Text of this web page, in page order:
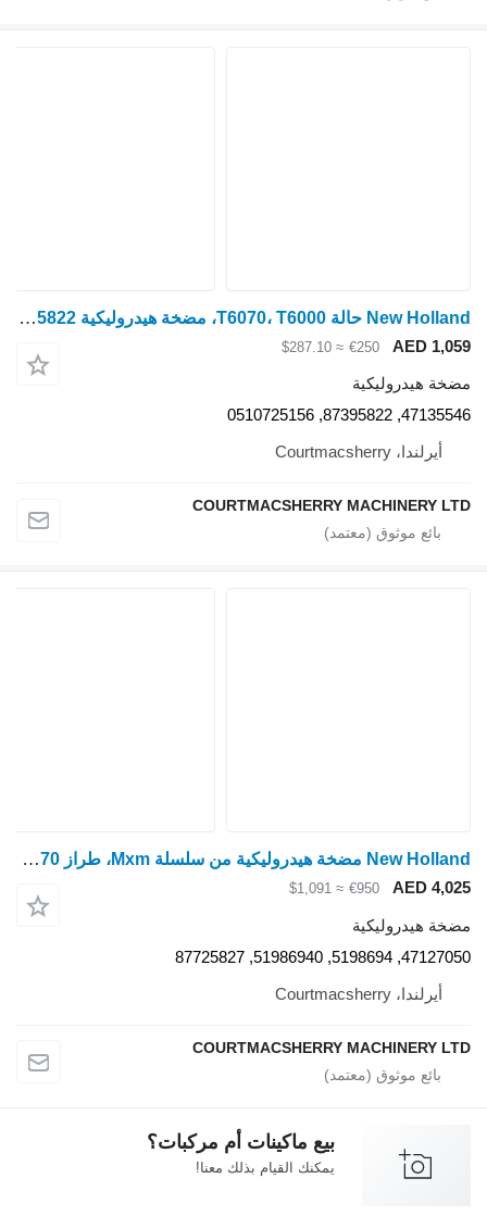
New Holland حالة T6070، T6000، مضخة هيدروليكية Tsa 47135546، 87395822 لـ جرار بعجلات T6070
AED 1,059
€250
≈ $287.10
مضخة هيدروليكية
47135546, 87395822, 0510725156
أيرلندا، Courtmacsherry
COURTMACSHERRY MACHINERY LTD
New Holland مضخة هيدروليكية من سلسلة Mxm، طراز Puma T6070، طراز Mxu، رقم 51986940 47127050 لـ جرار بعجلات
AED 4,025
€950
≈ $1,091
مضخة هيدروليكية
47127050, 5198694, 51986940, 87725827
أيرلندا، Courtmacsherry
COURTMACSHERRY MACHINERY LTD
بيع ماكينات أم مركبات؟
يمكنك القيام بذلك معنا!